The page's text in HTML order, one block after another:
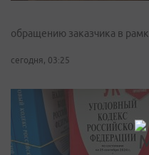
обращению заказчика в
сегодня, 03:25